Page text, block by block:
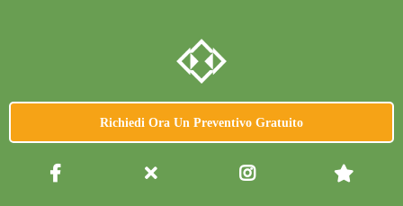
Richiedi Ora Un Preventivo Gratuito